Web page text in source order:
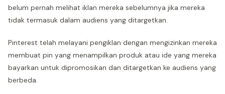
belum pernah melihat iklan mereka sebelumnya jika mereka
tidak termasuk dalam audiens yang ditargetkan.
Pinterest telah melayani pengiklan dengan mengizinkan mereka
membuat pin yang menampilkan produk atau ide yang mereka
bayarkan untuk dipromosikan dan ditargetkan ke audiens yang
berbeda.